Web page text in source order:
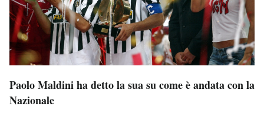
Paolo Maldini ha detto la sua su come è andata con la
Nazionale